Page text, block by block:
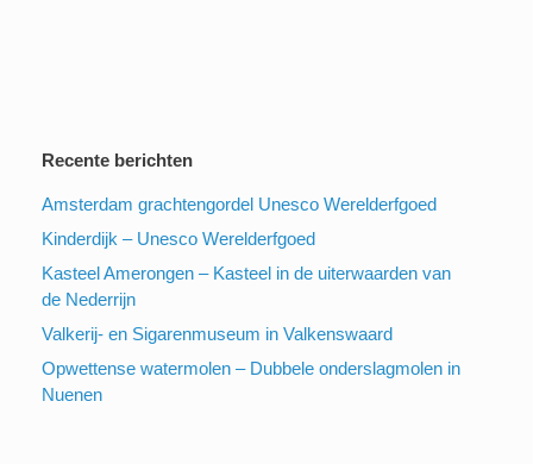
Recente berichten
Amsterdam grachtengordel Unesco Werelderfgoed
Kinderdijk – Unesco Werelderfgoed
Kasteel Amerongen – Kasteel in de uiterwaarden van
de Nederrijn
Valkerij- en Sigarenmuseum in Valkenswaard
Opwettense watermolen – Dubbele onderslagmolen in
Nuenen